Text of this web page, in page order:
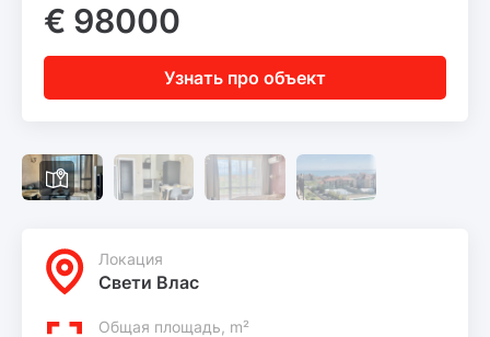
€ 98000
Узнать про объект
Локация
Свети Влас
Общая площадь, m²